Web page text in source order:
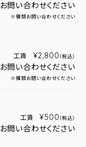
お問い合わせください
※種類お問い合わせください
工賃 ¥2,800 （税込）
お問い合わせください
※種類お問い合わせください
工賃 ¥500 （税込）
お問い合わせください